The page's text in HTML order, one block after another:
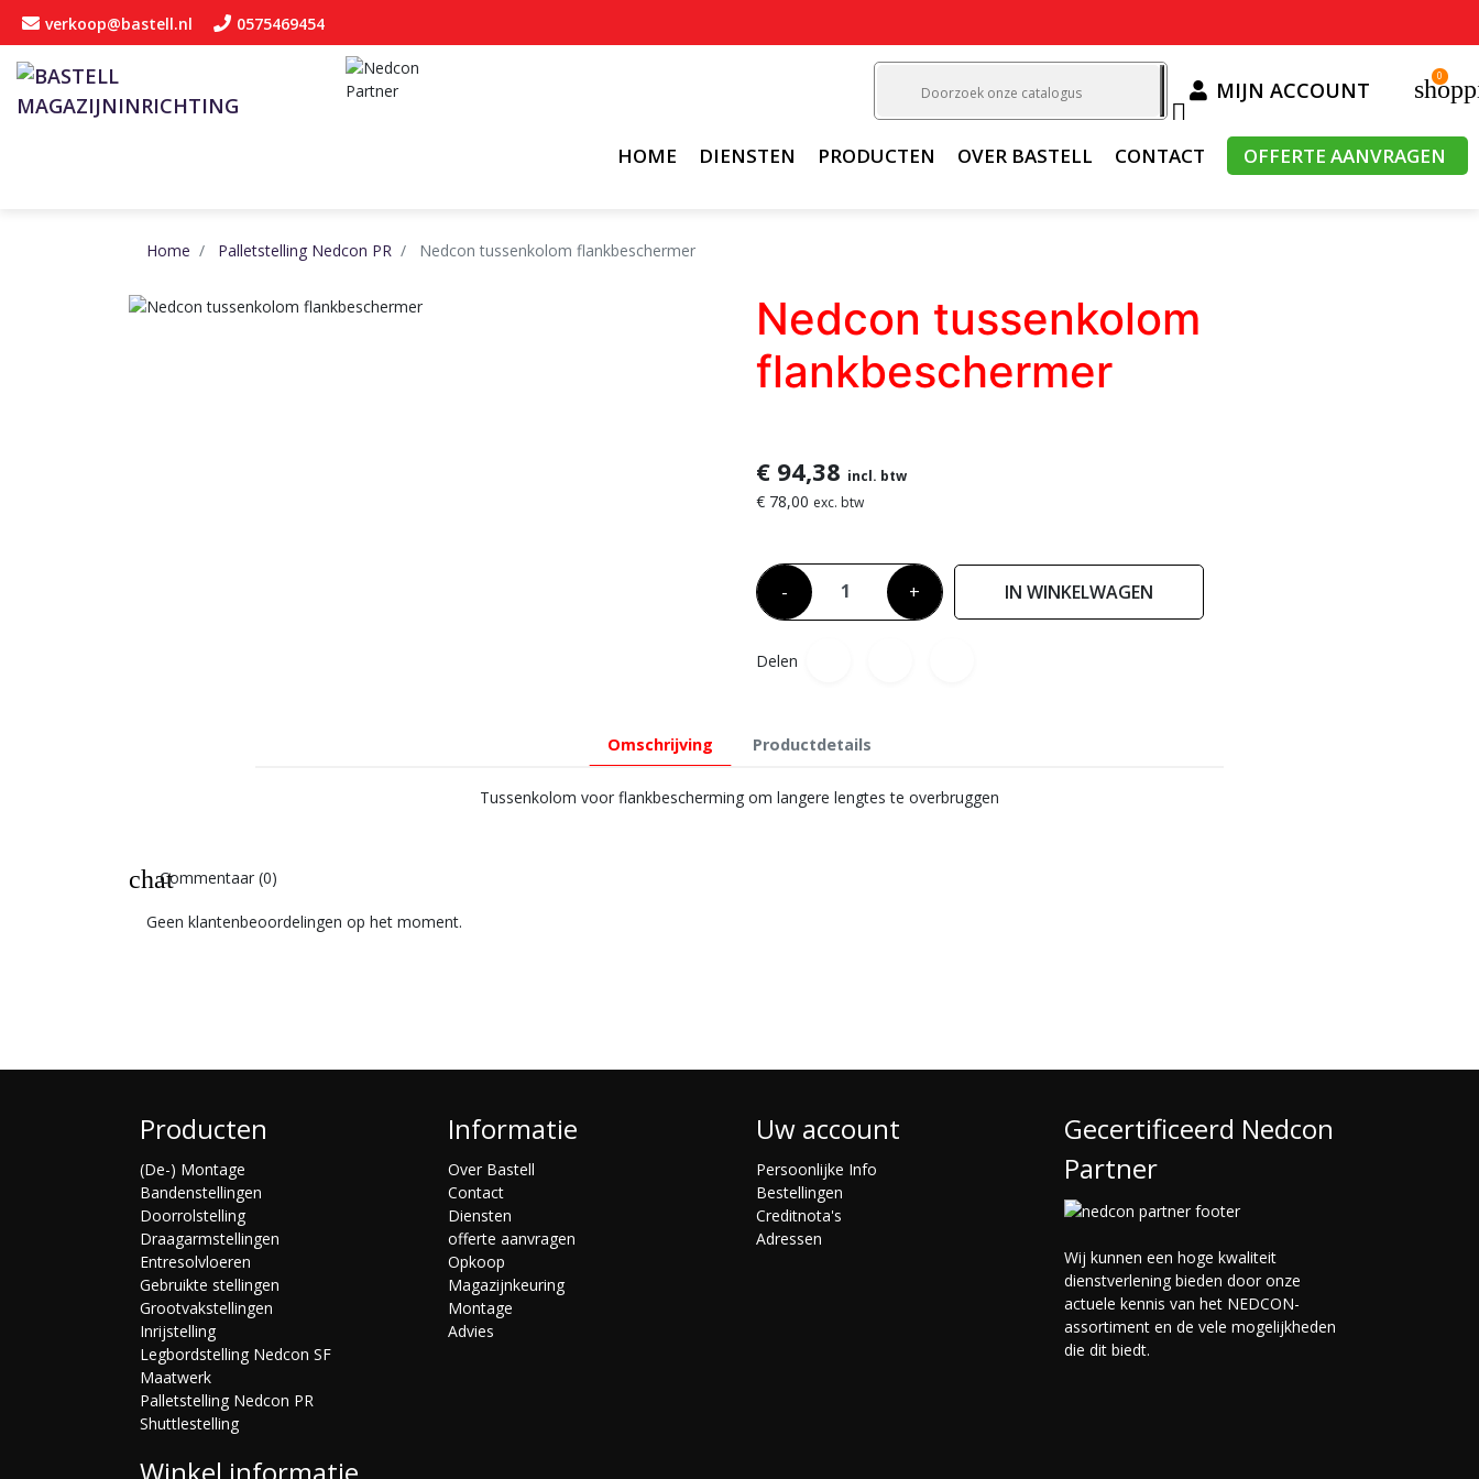
verkoop@bastell.nl 0575469454

MIJN ACCOUNT
0
HOME DIENSTEN PRODUCTEN OVER BASTELL CONTACT OFFERTE AANVRAGEN
Home Palletstelling Nedcon PR Nedcon tussenkolom flankbeschermer
Nedcon tussenkolom
flankbeschermer
€ 94,38 incl. btw
€ 78,00 exc. btw
- + IN WINKELWAGEN
Delen
Omschrijving Productdetails
Tussenkolom voor flankbescherming om langere lengtes te overbruggen
chatCommentaar (0)
Geen klantenbeoordelingen op het moment.
Producten
(De-) Montage
Bandenstellingen
Doorrolstelling
Draagarmstellingen
Entresolvloeren
Gebruikte stellingen
Grootvakstellingen
Inrijstelling
Legbordstelling Nedcon SF
Maatwerk
Palletstelling Nedcon PR
Shuttlestelling
Informatie
Over Bastell
Contact
Diensten
offerte aanvragen
Opkoop
Magazijnkeuring
Montage
Advies
Uw account
Persoonlijke Info
Bestellingen
Creditnota's
Adressen
Gecertificeerd Nedcon
Partner
Wij kunnen een hoge kwaliteit
dienstverlening bieden door onze
actuele kennis van het NEDCON-
assortiment en de vele mogelijkheden
die dit biedt.